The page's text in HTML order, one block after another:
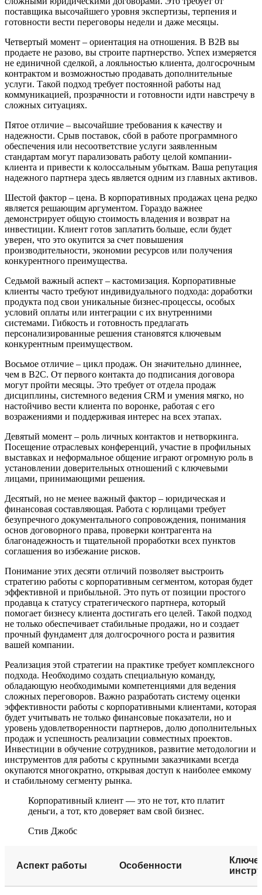
поставщика высочайшего уровня экспертизы, терпения и
готовности вести переговоры недели и даже месяцы.
Четвертый момент – ориентация на отношения. В B2B вы
продаете не разово, вы строите партнерство. Успех измеряется
не единичной сделкой, а лояльностью клиента, долгосрочным
контрактом и возможностью продавать дополнительные
услуги. Такой подход требует постоянной работы над
коммуникацией, прозрачности и готовности идти навстречу в
сложных ситуациях.
Пятое отличие – высочайшие требования к качеству и
надежности. Срыв поставок, сбой в работе программного
обеспечения или несоответствие услуги заявленным
стандартам могут парализовать работу целой компании-
клиента и привести к колоссальным убыткам. Ваша репутация
надежного партнера здесь является одним из главных активов.
Шестой фактор – цена. В корпоративных продажах цена редко
является решающим аргументом. Гораздо важнее
демонстрирует общую стоимость владения и возврат на
инвестиции. Клиент готов заплатить больше, если будет
уверен, что это окупится за счет повышения
производительности, экономии ресурсов или получения
конкурентного преимущества.
Седьмой важный аспект – кастомизация. Корпоративные
клиенты часто требуют индивидуального подхода: доработки
продукта под свои уникальные бизнес-процессы, особых
условий оплаты или интеграции с их внутренними
системами. Гибкость и готовность предлагать
персонализированные решения становятся ключевым
конкурентным преимуществом.
Восьмое отличие – цикл продаж. Он значительно длиннее,
чем в B2C. От первого контакта до подписания договора
могут пройти месяцы. Это требует от отдела продаж
дисциплины, системного ведения CRM и умения мягко, но
настойчиво вести клиента по воронке, работая с его
возражениями и поддерживая интерес на всех этапах.
Девятый момент – роль личных контактов и нетворкинга.
Посещение отраслевых конференций, участие в профильных
выставках и неформальное общение играют огромную роль в
установлении доверительных отношений с ключевыми
лицами, принимающими решения.
Десятый, но не менее важный фактор – юридическая и
финансовая составляющая. Работа с юрлицами требует
безупречного документального сопровождения, понимания
основ договорного права, проверки контрагента на
благонадежность и тщательной проработки всех пунктов
соглашения во избежание рисков.
Понимание этих десяти отличий позволяет выстроить
стратегию работы с корпоративным сегментом, которая будет
эффективной и прибыльной. Это путь от позиции простого
продавца к статусу стратегического партнера, который
помогает бизнесу клиента достигать его целей. Такой подход
не только обеспечивает стабильные продажи, но и создает
прочный фундамент для долгосрочного роста и развития
вашей компании.
Реализация этой стратегии на практике требует комплексного
подхода. Необходимо создать специальную команду,
обладающую необходимыми компетенциями для ведения
сложных переговоров. Важно разработать систему оценки
эффективности работы с корпоративными клиентами, которая
будет учитывать не только финансовые показатели, но и
уровень удовлетворенности партнеров, долю дополнительных
продаж и успешность реализации совместных проектов.
Инвестиции в обучение сотрудников, развитие методологии и
инструментов для работы с крупными заказчиками всегда
окупаются многократно, открывая доступ к наиболее емкому
и стабильному сегменту рынка.
Корпоративный клиент — это не тот, кто платит
деньги, а тот, кто доверяет вам свой бизнес.
Стив Джобс
Аспект работы Особенности